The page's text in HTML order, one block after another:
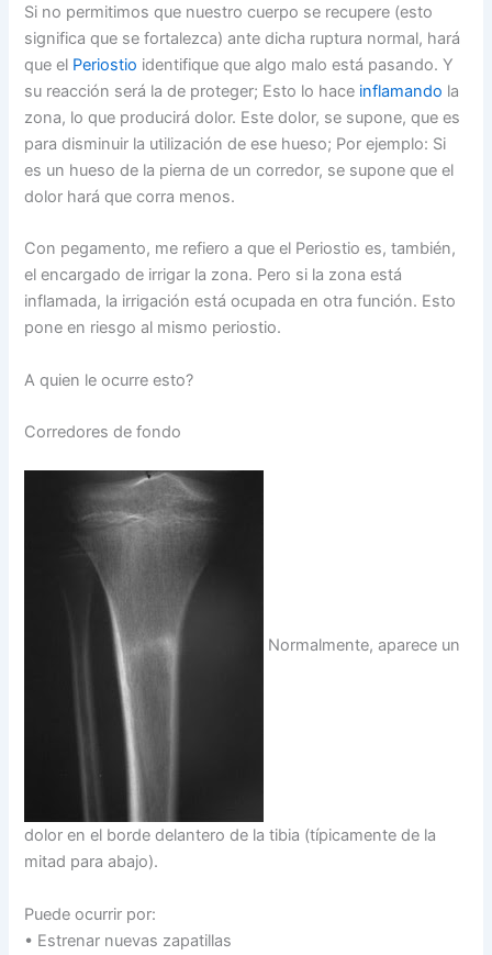
Si no permitimos que nuestro cuerpo se recupere (esto
significa que se fortalezca) ante dicha ruptura normal, hará
que el Periostio identifique que algo malo está pasando. Y
su reacción será la de proteger; Esto lo hace inflamando la
zona, lo que producirá dolor. Este dolor, se supone, que es
para disminuir la utilización de ese hueso; Por ejemplo: Si
es un hueso de la pierna de un corredor, se supone que el
dolor hará que corra menos.
Con pegamento, me refiero a que el Periostio es, también,
el encargado de irrigar la zona. Pero si la zona está
inflamada, la irrigación está ocupada en otra función. Esto
pone en riesgo al mismo periostio.
A quien le ocurre esto?
Corredores de fondo
Normalmente, aparece un
dolor en el borde delantero de la tibia (típicamente de la
mitad para abajo).
Puede ocurrir por:
• Estrenar nuevas zapatillas